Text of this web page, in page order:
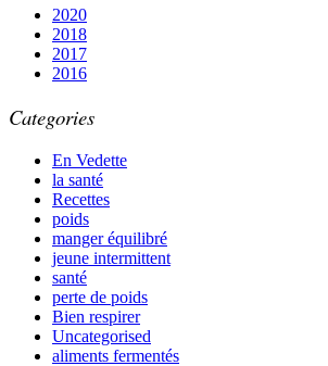
2020
2018
2017
2016
Categories
En Vedette
la santé
Recettes
poids
manger équilibré
jeune intermittent
santé
perte de poids
Bien respirer
Uncategorised
aliments fermentés